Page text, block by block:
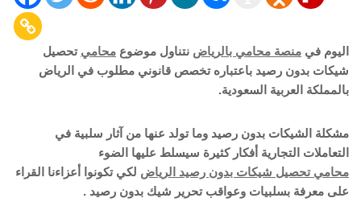
اليوم في منصة محامي بالرياض نتناول موضوع محامي تحصيل
شيكات بدون رصيد باعتباره تخصص قانوني مطلوب في الرياض
بالمملكة العربية السعودية.
مشكلة الشيكات بدون رصيد وما تولد عنها من آثار سلبية في
التعاملات التجارية أفكار كثيرة سيسلط عليها الضوء
محامي تحصيل شيكات بدون رصيد الرياض لكي تكونوا أعزاءنا القراء
على معرفة بسلبيات وعواقب تحرير شيك بدون رصيد .